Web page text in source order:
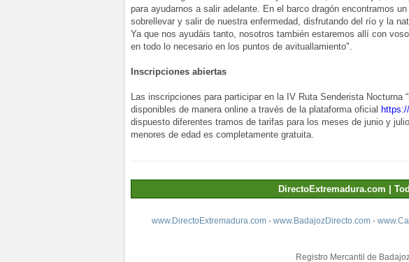
para ayudarnos a salir adelante. En el barco dragón encontramos
sobrellevar y salir de nuestra enfermedad, disfrutando del río y la
Ya que nos ayudáis tanto, nosotros también estaremos allí con
en todo lo necesario en los puntos de avituallamiento".
Inscripciones abiertas
Las inscripciones para participar en la IV Ruta Senderista Nocturna
disponibles de manera online a través de la plataforma oficial
dispuesto diferentes tramos de tarifas para los meses de junio y
menores de edad es completamente gratuita.
DirectoExtremadura.com |
www.DirectoExtremadura.com- www.BadajozDirecto.com-
Registro Mercantil de